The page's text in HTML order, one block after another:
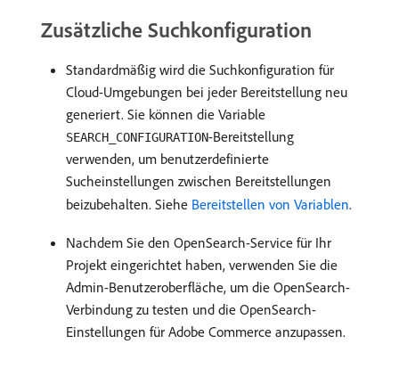
Zusätzliche Suchkonfiguration
Standardmäßig wird die Suchkonfiguration für
Cloud-Umgebungen bei jeder Bereitstellung neu
generiert. Sie können die Variable
SEARCH_CONFIGURATION-Bereitstellung
verwenden, um benutzerdefinierte
Sucheinstellungen zwischen Bereitstellungen
beizubehalten. Siehe Bereitstellen von Variablen.
Nachdem Sie den OpenSearch-Service für Ihr
Projekt eingerichtet haben, verwenden Sie die
Admin-Benutzeroberfläche, um die OpenSearch-
Verbindung zu testen und die OpenSearch-
Einstellungen für Adobe Commerce anzupassen.